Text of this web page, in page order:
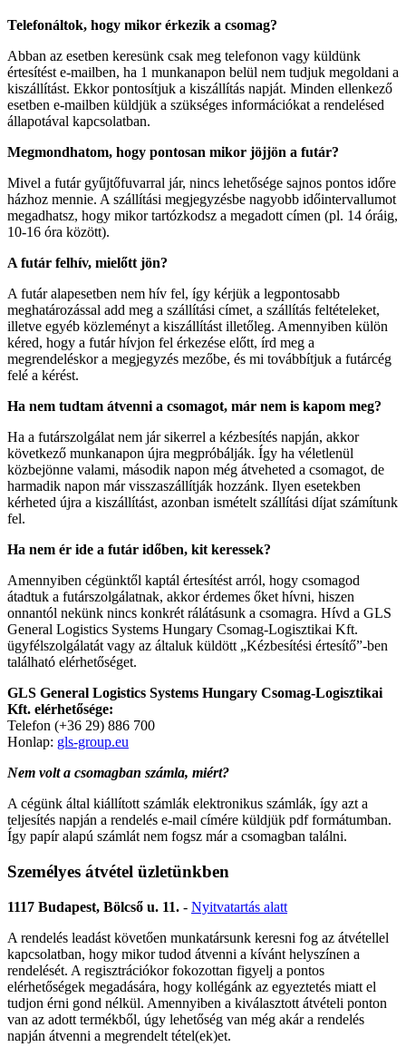
Telefonáltok, hogy mikor érkezik a csomag?
Abban az esetben keresünk csak meg telefonon vagy küldünk
értesítést e-mailben, ha 1 munkanapon belül nem tudjuk megoldani a
kiszállítást. Ekkor pontosítjuk a kiszállítás napját. Minden ellenkező
esetben e-mailben küldjük a szükséges információkat a rendelésed
állapotával kapcsolatban.
Megmondhatom, hogy pontosan mikor jöjjön a futár?
Mivel a futár gyűjtőfuvarral jár, nincs lehetősége sajnos pontos időre
házhoz mennie. A szállítási megjegyzésbe nagyobb időintervallumot
megadhatsz, hogy mikor tartózkodsz a megadott címen (pl. 14 óráig,
10-16 óra között).
A futár felhív, mielőtt jön?
A futár alapesetben nem hív fel, így kérjük a legpontosabb
meghatározással add meg a szállítási címet, a szállítás feltételeket,
illetve egyéb közleményt a kiszállítást illetőleg. Amennyiben külön
kéred, hogy a futár hívjon fel érkezése előtt, írd meg a
megrendeléskor a megjegyzés mezőbe, és mi továbbítjuk a futárcég
felé a kérést.
Ha nem tudtam átvenni a csomagot, már nem is kapom meg?
Ha a futárszolgálat nem jár sikerrel a kézbesítés napján, akkor
következő munkanapon újra megpróbálják. Így ha véletlenül
közbejönne valami, második napon még átveheted a csomagot, de
harmadik napon már visszaszállítják hozzánk. Ilyen esetekben
kérheted újra a kiszállítást, azonban ismételt szállítási díjat számítunk
fel.
Ha nem ér ide a futár időben, kit keressek?
Amennyiben cégünktől kaptál értesítést arról, hogy csomagod
átadtuk a futárszolgálatnak, akkor érdemes őket hívni, hiszen
onnantól nekünk nincs konkrét rálátásunk a csomagra. Hívd a GLS
General Logistics Systems Hungary Csomag-Logisztikai Kft.
ügyfélszolgálatát vagy az általuk küldött „Kézbesítési értesítő”-ben
található elérhetőséget.
GLS General Logistics Systems Hungary Csomag-Logisztikai
Kft. elérhetősége:
Telefon (+36 29) 886 700
Honlap: gls-group.eu
Nem volt a csomagban számla, miért?
A cégünk által kiállított számlák elektronikus számlák, így azt a
teljesítés napján a rendelés e-mail címére küldjük pdf formátumban.
Így papír alapú számlát nem fogsz már a csomagban találni.
Személyes átvétel üzletünkben
1117 Budapest, Bölcső u. 11. - Nyitvatartás alatt
A rendelés leadást követően munkatársunk keresni fog az átvétellel
kapcsolatban, hogy mikor tudod átvenni a kívánt helyszínen a
rendelését. A regisztrációkor fokozottan figyelj a pontos
elérhetőségek megadására, hogy kollégánk az egyeztetés miatt el
tudjon érni gond nélkül. Amennyiben a kiválasztott átvételi ponton
van az adott termékből, úgy lehetőség van még akár a rendelés
napján átvenni a megrendelt tétel(ek)et.